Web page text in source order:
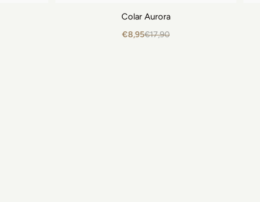
Colar Aurora
€8,95€17,90